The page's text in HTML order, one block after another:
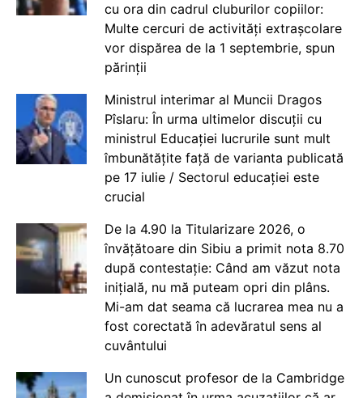
cu ora din cadrul cluburilor copiilor:
Multe cercuri de activități extrașcolare
vor dispărea de la 1 septembrie, spun
părinții
Ministrul interimar al Muncii Dragos
Pîslaru: În urma ultimelor discuții cu
ministrul Educației lucrurile sunt mult
îmbunătățite față de varianta publicată
pe 17 iulie / Sectorul educației este
crucial
De la 4.90 la Titularizare 2026, o
învățătoare din Sibiu a primit nota 8.70
după contestație: Când am văzut nota
inițială, nu mă puteam opri din plâns.
Mi-am dat seama că lucrarea mea nu a
fost corectată în adevăratul sens al
cuvântului
Un cunoscut profesor de la Cambridge